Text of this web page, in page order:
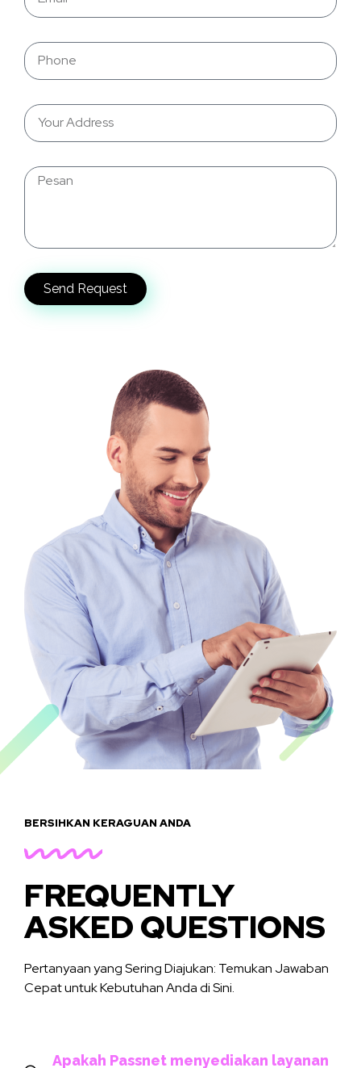
Send Request
BERSIHKAN KERAGUAN ANDA
FREQUENTLY
ASKED QUESTIONS
Pertanyaan yang Sering Diajukan: Temukan Jawaban
Cepat untuk Kebutuhan Anda di Sini.
Apakah Passnet menyediakan layanan